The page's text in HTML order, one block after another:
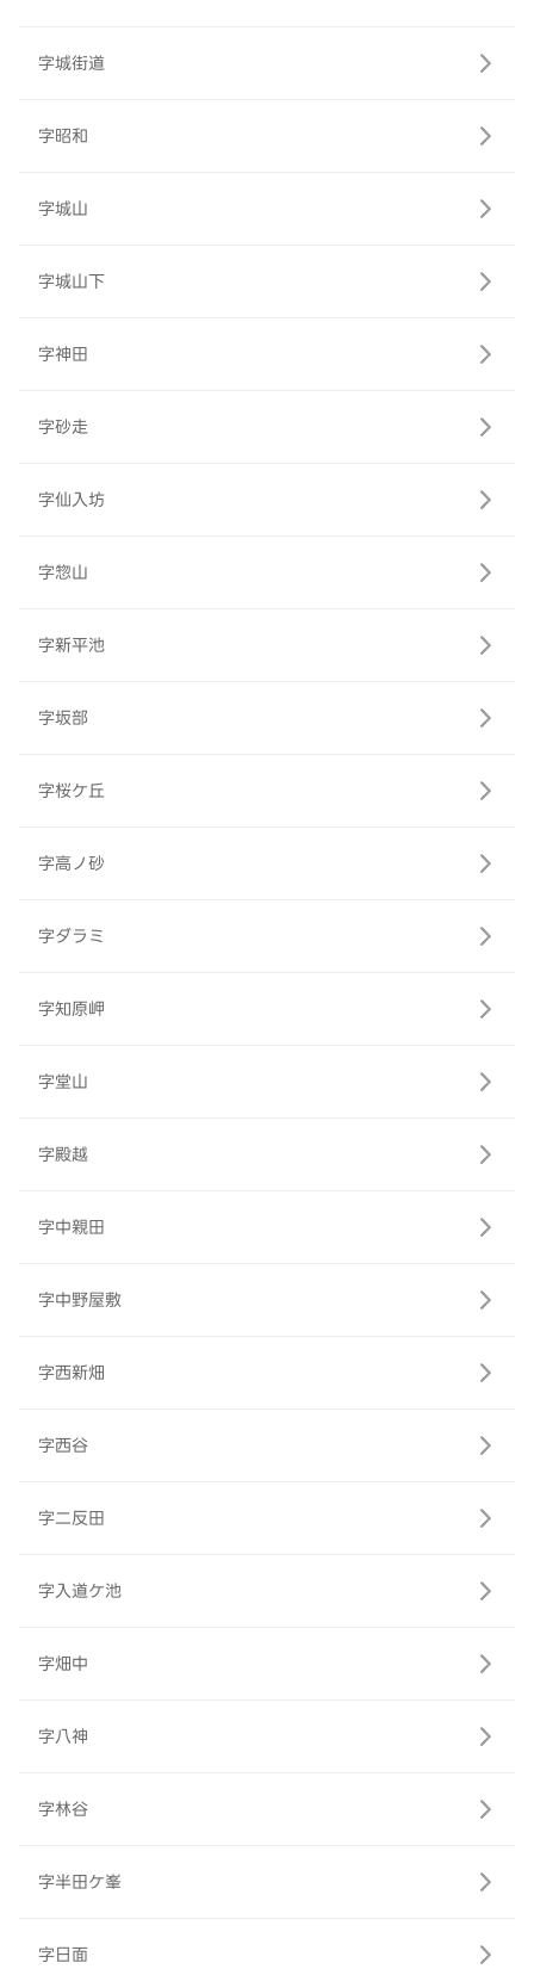
字城街道
字昭和
字城山
字城山下
字神田
字砂走
字仙入坊
字惣山
字新平池
字坂部
字桜ケ丘
字高ノ砂
字ダラミ
字知原岬
字堂山
字殿越
字中親田
字中野屋敷
字西新畑
字西谷
字二反田
字入道ケ池
字畑中
字八神
字林谷
字半田ケ峯
字日面